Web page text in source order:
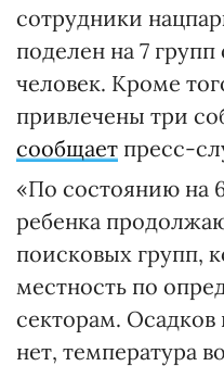
сотрудники
поделен на 7
человек. Кроме
привлечены три
сообщает пресс-
«По состоянию на
ребенка
поисковых групп,
местность по
секторам. Осадков
нет, температура